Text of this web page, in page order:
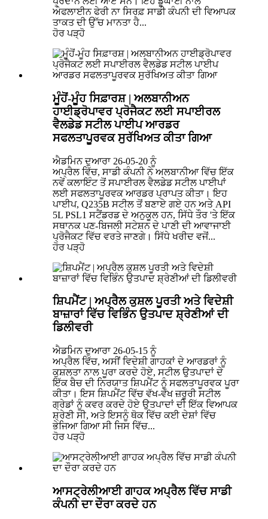
ਔਫਲਾਈਨ ਫੇਰੀ ਨਾ ਸਿਰਫ਼ ਸਾਡੀ ਕੰਪਨੀ ਦੀ ਵਿਆਪਕ
ਤਾਕਤ ਦੀ ਉੱਚ ਮਾਨਤਾ ਹੈ...
ਹੋਰ ਪੜ੍ਹੋ
ਮੂੰਹੋਂ-ਮੂੰਹ ਸਿਫ਼ਾਰਸ਼ | ਅਲਬਾਨੀਅਨ
ਹਾਈਡ੍ਰੋਪਾਵਰ ਪ੍ਰੋਜੈਕਟ ਲਈ ਸਪਾਈਰਲ
ਵੈਲਡੇਡ ਸਟੀਲ ਪਾਈਪ ਆਰਡਰ
ਸਫਲਤਾਪੂਰਵਕ ਸੁਰੱਖਿਅਤ ਕੀਤਾ ਗਿਆ
ਐਡਮਿਨ ਦੁਆਰਾ 26-05-20 ਨੂੰ
ਅਪ੍ਰੈਲ ਵਿੱਚ, ਸਾਡੀ ਕੰਪਨੀ ਨੇ ਅਲਬਾਨੀਆ ਵਿੱਚ ਇੱਕ
ਨਵੇਂ ਕਲਾਇੰਟ ਤੋਂ ਸਪਾਈਰਲ ਵੈਲਡੇਡ ਸਟੀਲ ਪਾਈਪਾਂ
ਲਈ ਸਫਲਤਾਪੂਰਵਕ ਆਰਡਰ ਪ੍ਰਾਪਤ ਕੀਤਾ। ਇਹ
ਪਾਈਪ, Q235B ਸਟੀਲ ਤੋਂ ਬਣਾਏ ਗਏ ਹਨ ਅਤੇ API
5L PSL1 ਸਟੈਂਡਰਡ ਦੇ ਅਨੁਕੂਲ ਹਨ, ਸਿੱਧੇ ਤੌਰ 'ਤੇ ਇੱਕ
ਸਥਾਨਕ ਪਣ-ਬਿਜਲੀ ਸਟੇਸ਼ਨ ਦੇ ਪਾਣੀ ਦੀ ਆਵਾਜਾਈ
ਪ੍ਰੋਜੈਕਟ ਵਿੱਚ ਵਰਤੇ ਜਾਣਗੇ। ਸਿੱਧੇ ਖਰੀਦ ਵਜੋਂ...
ਹੋਰ ਪੜ੍ਹੋ
ਸ਼ਿਪਮੈਂਟ | ਅਪ੍ਰੈਲ ਕੁਸ਼ਲ ਪੂਰਤੀ ਅਤੇ ਵਿਦੇਸ਼ੀ
ਬਾਜ਼ਾਰਾਂ ਵਿੱਚ ਵਿਭਿੰਨ ਉਤਪਾਦ ਸ਼੍ਰੇਣੀਆਂ ਦੀ
ਡਿਲੀਵਰੀ
ਐਡਮਿਨ ਦੁਆਰਾ 26-05-15 ਨੂੰ
ਅਪ੍ਰੈਲ ਵਿੱਚ, ਅਸੀਂ ਵਿਦੇਸ਼ੀ ਗਾਹਕਾਂ ਦੇ ਆਰਡਰਾਂ ਨੂੰ
ਕੁਸ਼ਲਤਾ ਨਾਲ ਪੂਰਾ ਕਰਦੇ ਹੋਏ, ਸਟੀਲ ਉਤਪਾਦਾਂ ਦੇ
ਇੱਕ ਬੈਚ ਦੀ ਨਿਰਯਾਤ ਸ਼ਿਪਮੈਂਟ ਨੂੰ ਸਫਲਤਾਪੂਰਵਕ ਪੂਰਾ
ਕੀਤਾ। ਇਸ ਸ਼ਿਪਮੈਂਟ ਵਿੱਚ ਵੱਖ-ਵੱਖ ਜ਼ਰੂਰੀ ਸਟੀਲ
ਗ੍ਰੇਡਾਂ ਨੂੰ ਕਵਰ ਕਰਦੇ ਹੋਏ ਉਤਪਾਦਾਂ ਦੀ ਇੱਕ ਵਿਆਪਕ
ਸ਼੍ਰੇਣੀ ਸੀ, ਅਤੇ ਇਸਨੂੰ ਥੋਕ ਵਿੱਚ ਕਈ ਦੇਸ਼ਾਂ ਵਿੱਚ
ਭੇਜਿਆ ਗਿਆ ਸੀ ਜਿਸ ਵਿੱਚ...
ਹੋਰ ਪੜ੍ਹੋ
ਆਸਟ੍ਰੇਲੀਆਈ ਗਾਹਕ ਅਪ੍ਰੈਲ ਵਿੱਚ ਸਾਡੀ
ਕੰਪਨੀ ਦਾ ਦੌਰਾ ਕਰਦੇ ਹਨ